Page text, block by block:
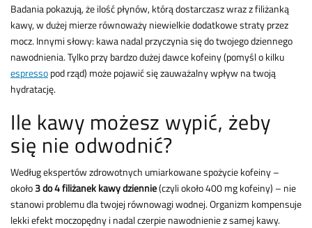
Badania pokazują, że ilość płynów, którą dostarczasz wraz z filiżanką
kawy, w dużej mierze równoważy niewielkie dodatkowe straty przez
mocz. Innymi słowy: kawa nadal przyczynia się do twojego dziennego
nawodnienia. Tylko przy bardzo dużej dawce kofeiny (pomyśl o kilku
espressopod rząd) może pojawić się zauważalny wpływ na twoją
hydratację.
Ile kawy możesz wypić, żeby
się nie odwodnić?
Według ekspertów zdrowotnych umiarkowane spożycie kofeiny –
około3 do 4 filiżanek kawy dziennie(czyli około 400 mg kofeiny) – nie
stanowi problemu dla twojej równowagi wodnej. Organizm kompensuje
lekki efekt moczopędny i nadal czerpie nawodnienie z samej kawy.